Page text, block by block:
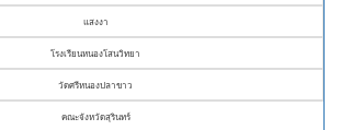
แสงงา
โรงเรียนหนองโสนวิทยา
วัดศรีหนองปลาขาว
คณะจังหวัดสุรินทร์